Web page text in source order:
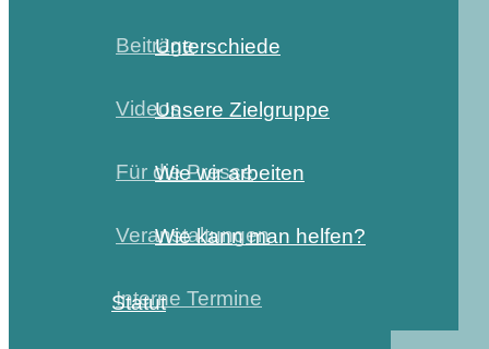
Beiträge
Videos
Für die Presse
Veranstaltungen
Interne Termine
Unterschiede
Unsere Zielgruppe
Wie wir arbeiten
Wie kann man helfen?
Statut